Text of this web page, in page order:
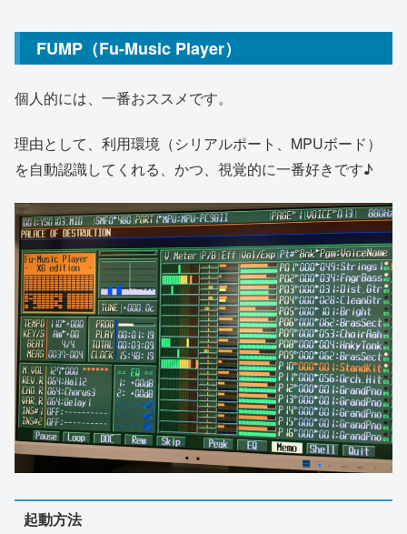
FUMP（Fu-Music Player）
個人的には、一番おススメです。
理由として、利用環境（シリアルポート、MPUボード）
を自動認識してくれる、かつ、視覚的に一番好きです♪
起動方法